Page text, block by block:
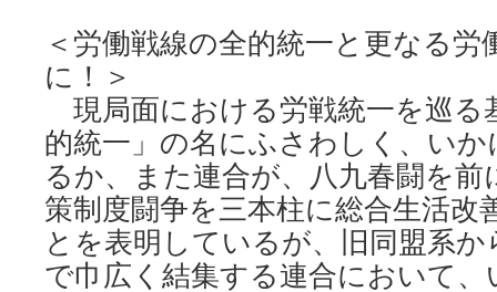
＜労働戦線の全的統一と更なる労
に！＞
現局面における労戦統一を巡る
的統一」の名にふさわしく、い
るか、また連合が、八九春闘を前
策制度闘争を三本柱に総合生活改
とを表明しているが、旧同盟系
で巾広く結集する連合において